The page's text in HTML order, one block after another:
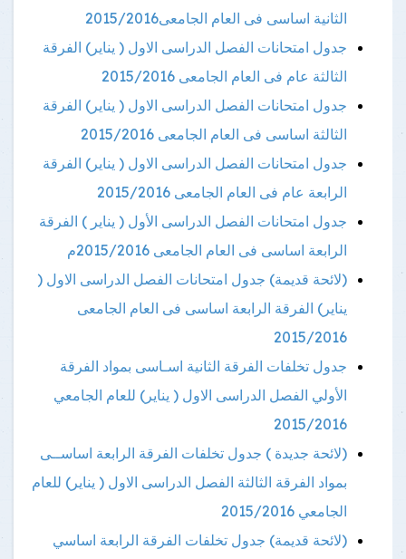
الثانية اساسى فى العام الجامعى2015/2016
جدول امتحانات الفصل الدراسى الاول ( يناير) الفرقة
الثالثة عام فى العام الجامعى 2015/2016
جدول امتحانات الفصل الدراسى الاول ( يناير) الفرقة
الثالثة اساسى فى العام الجامعى 2015/2016
جدول امتحانات الفصل الدراسى الاول ( يناير) الفرقة
الرابعة عام فى العام الجامعى 2015/2016
جدول امتحانات الفصل الدراسى الأول ( يناير ) الفرقة
الرابعة اساسى فى العام الجامعى 2015/2016م
(لائحة قديمة) جدول امتحانات الفصل الدراسى الاول (
يناير) الفرقة الرابعة اساسى فى العام الجامعى
2015/2016
جدول تخلفات الفرقة الثانية اسـاسى بمواد الفرقة
الأولي الفصل الدراسى الاول ( يناير) للعام الجامعي
2015/2016
(لائحة جديدة ) جدول تخلفات الفرقة الرابعة اساســى
بمواد الفرقة الثالثة الفصل الدراسى الاول ( يناير) للعام
الجامعي 2015/2016
(لائحة قديمة) جدول تخلفات الفرقة الرابعة اساسي